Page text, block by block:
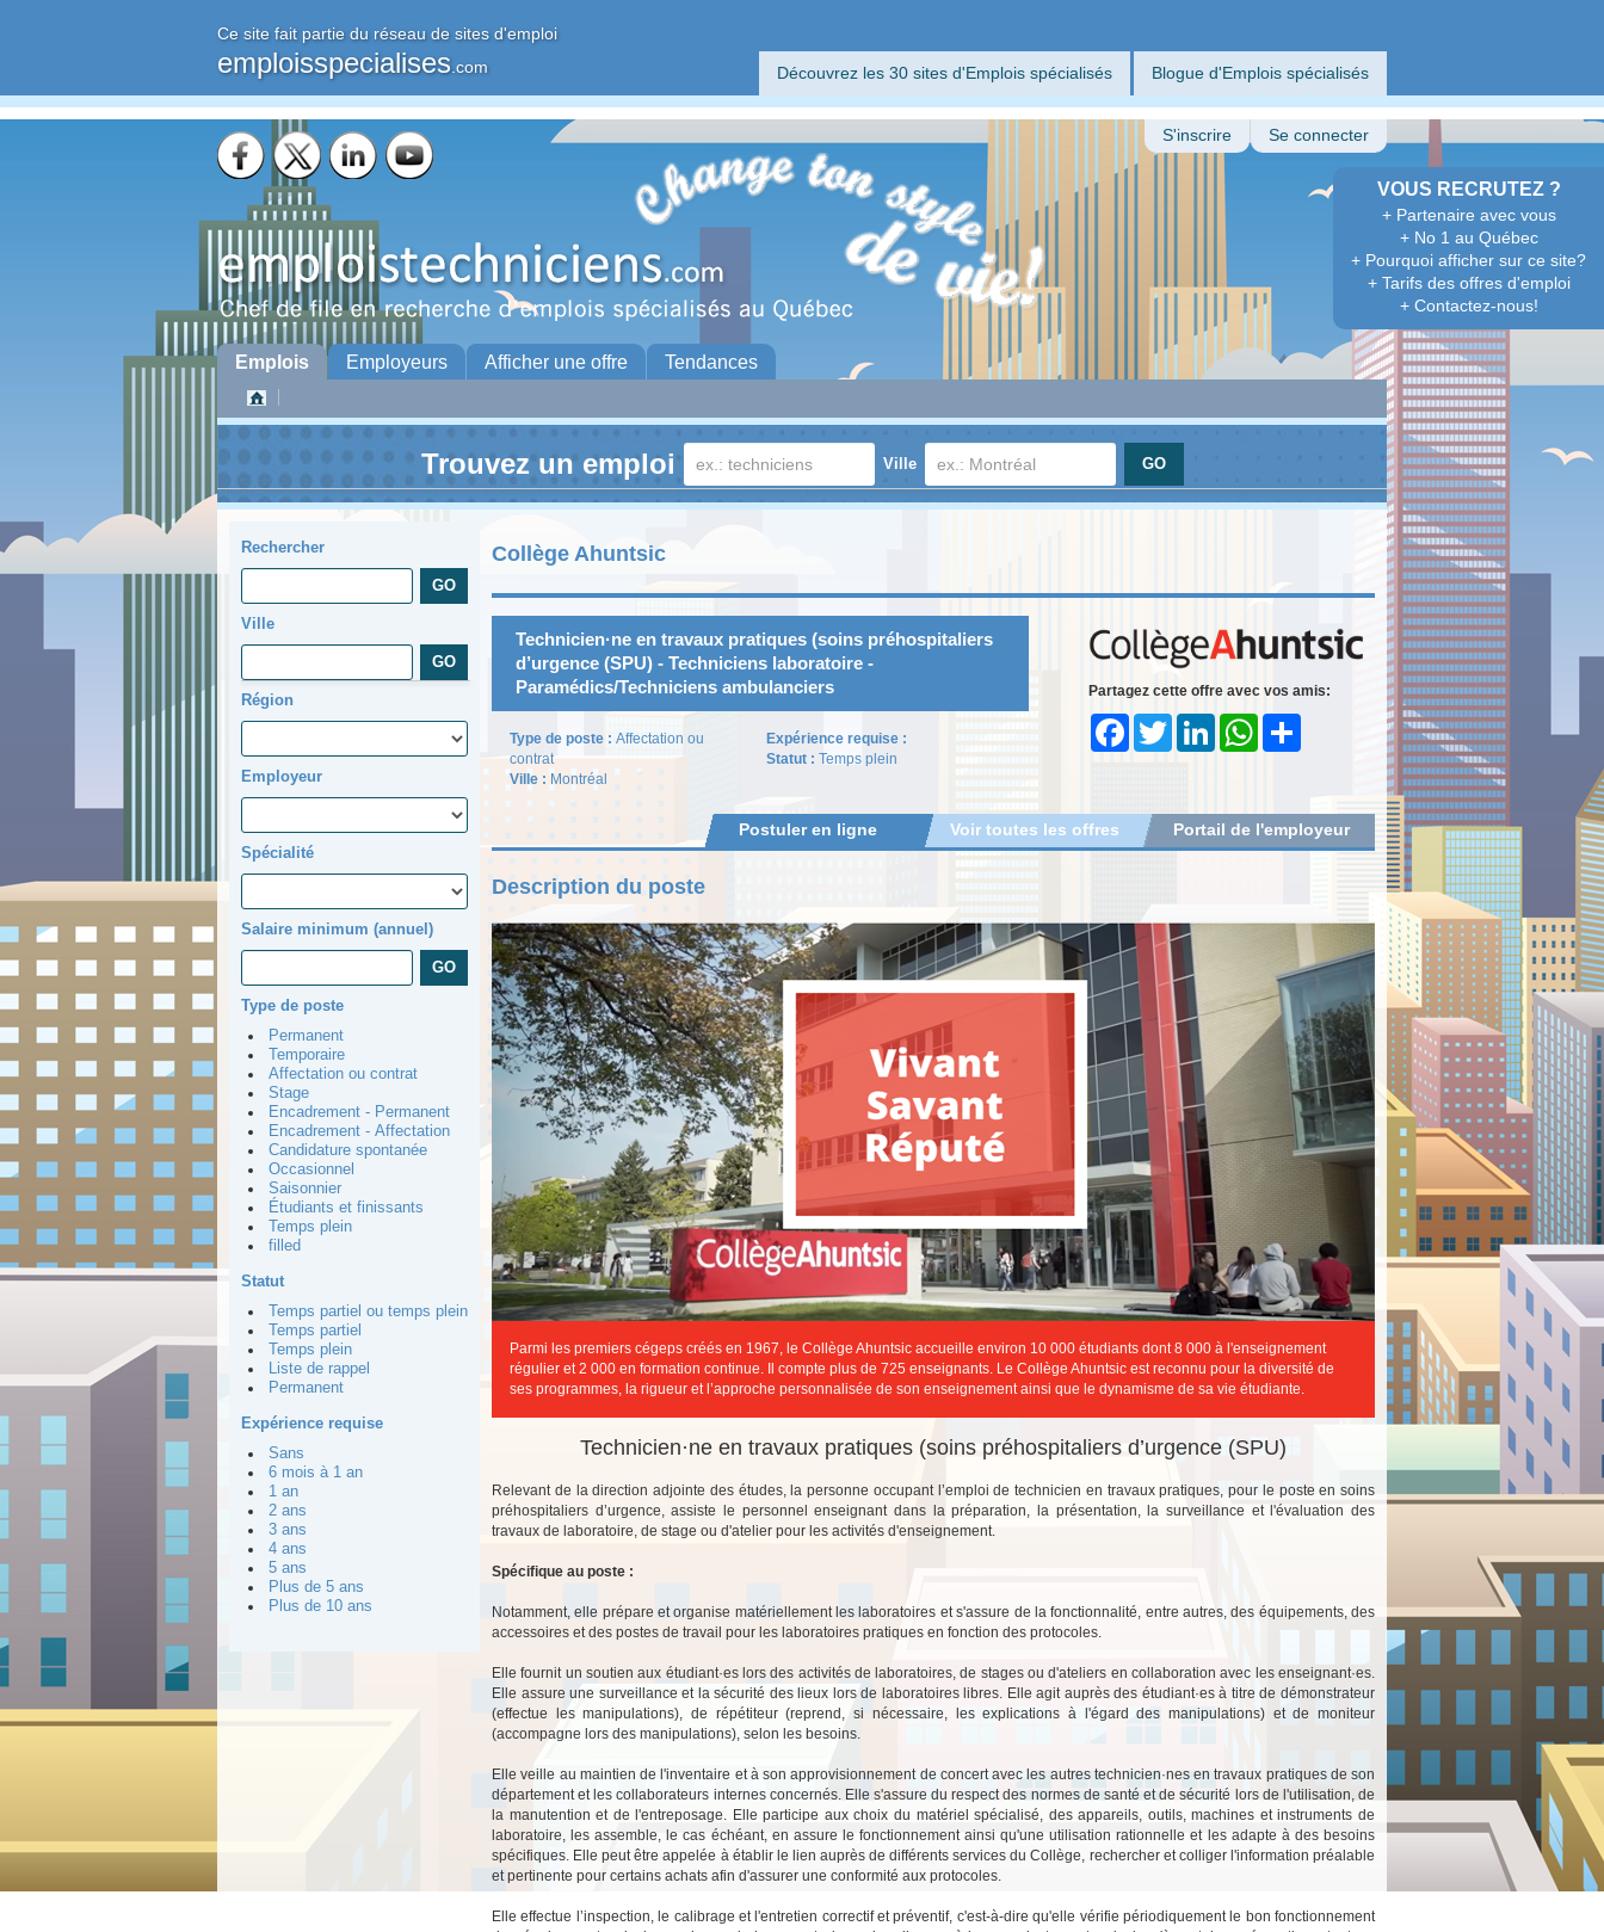
Ce site fait partie du réseau de sites d'emploi
emploisspecialises .com Découvrez les 30 sites d'Emplois spécialisés Blogue d'Emplois spécialisés
VOUS RECRUTEZ ?
+ Partenaire avec vous
+ No 1 au Québec
+ Pourquoi afficher sur ce site?
+ Tarifs des offres d'emploi
+ Contactez-nous!
S'inscrire Se connecter
Emplois Employeurs Afficher une offre Tendances
Trouvez un emploi Ville
Rechercher
Ville
Région
Employeur
Spécialité
Salaire minimum (annuel)
Type de poste
Permanent
Temporaire
Affectation ou contrat
Stage
Encadrement - Permanent
Encadrement - Affectation
Candidature spontanée
Occasionnel
Saisonnier
Étudiants et finissants
Temps plein
filled
Statut
Temps partiel ou temps plein
Temps partiel
Temps plein
Liste de rappel
Permanent
Expérience requise
Sans
6 mois à 1 an
1 an
2 ans
3 ans
4 ans
5 ans
Plus de 5 ans
Plus de 10 ans
Collège Ahuntsic
Technicien·ne en travaux pratiques (soins préhospitaliers
d’urgence (SPU) - Techniciens laboratoire -
Paramédics/Techniciens ambulanciers
Type de poste : Affectation ou
contrat
Ville : Montréal
Expérience requise :
Statut : Temps plein
Partagez cette offre avec vos amis:
FacebookTwitter LinkedInWhatsApp
Portail de l'employeur
Voir toutes les offres
Postuler en ligne
Description du poste
Parmi les premiers cégeps créés en 1967, le Collège Ahuntsic accueille environ 10 000 étudiants dont 8 000 à l'enseignement
régulier et 2 000 en formation continue. Il compte plus de 725 enseignants. Le Collège Ahuntsic est reconnu pour la diversité de
ses programmes, la rigueur et l’approche personnalisée de son enseignement ainsi que le dynamisme de sa vie étudiante.
Technicien·ne en travaux pratiques (soins préhospitaliers d’urgence (SPU)
Relevant de la direction adjointe des études, la personne occupant l’emploi de technicien en travaux pratiques, pour le poste en soins
préhospitaliers d’urgence, assiste le personnel enseignant dans la préparation, la présentation, la surveillance et l'évaluation des
travaux de laboratoire, de stage ou d'atelier pour les activités d'enseignement.
Spécifique au poste :
Notamment, elle prépare et organise matériellement les laboratoires et s'assure de la fonctionnalité, entre autres, des équipements, des
accessoires et des postes de travail pour les laboratoires pratiques en fonction des protocoles.
Elle fournit un soutien aux étudiant·es lors des activités de laboratoires, de stages ou d'ateliers en collaboration avec les enseignant·es.
Elle assure une surveillance et la sécurité des lieux lors de laboratoires libres. Elle agit auprès des étudiant·es à titre de démonstrateur
(effectue les manipulations), de répétiteur (reprend, si nécessaire, les explications à l'égard des manipulations) et de moniteur
(accompagne lors des manipulations), selon les besoins.
Elle veille au maintien de l'inventaire et à son approvisionnement de concert avec les autres technicien·nes en travaux pratiques de son
département et les collaborateurs internes concernés. Elle s'assure du respect des normes de santé et de sécurité lors de l'utilisation, de
la manutention et de l'entreposage. Elle participe aux choix du matériel spécialisé, des appareils, outils, machines et instruments de
laboratoire, les assemble, le cas échéant, en assure le fonctionnement ainsi qu'une utilisation rationnelle et les adapte à des besoins
spécifiques. Elle peut être appelée à établir le lien auprès de différents services du Collège, rechercher et colliger l'information préalable
et pertinente pour certains achats afin d'assurer une conformité aux protocoles.
Elle effectue l’inspection, le calibrage et l'entretien correctif et préventif, c'est-à-dire qu'elle vérifie périodiquement le bon fonctionnement